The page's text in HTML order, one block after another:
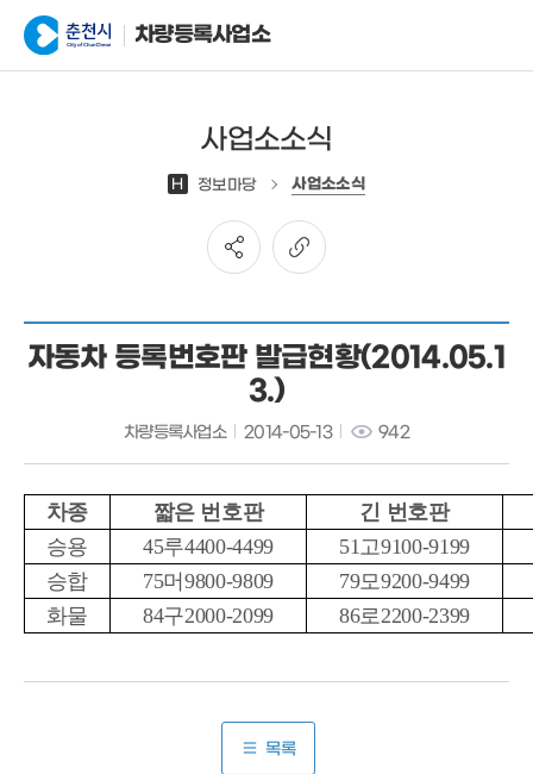
차량등록사업소
사업소소식
H 정보마당 사업소소식
자동차 등록번호판 발급현황(2014.05.1
3.)
차량등록사업소 2014-05-13 942
차종 짧은 번호판
긴 번호판
승용
45루4400-4499
51고9100-9199
승합
75머9800-9809
79모9200-9499
화물
84구2000-2099 86로2200-2399
목록